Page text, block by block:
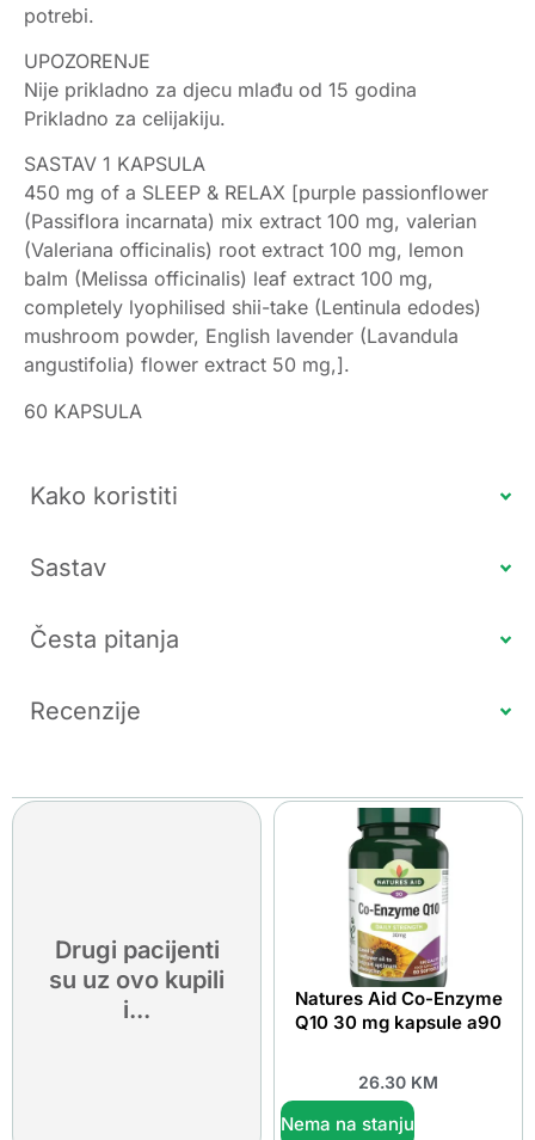
potrebi.
UPOZORENJE
Nije prikladno za djecu mlađu od 15 godina
Prikladno za celijakiju.
SASTAV 1 KAPSULA
450 mg of a SLEEP & RELAX [purple passionflower
(Passiflora incarnata) mix extract 100 mg, valerian
(Valeriana officinalis) root extract 100 mg, lemon
balm (Melissa officinalis) leaf extract 100 mg,
completely lyophilised shii-take (Lentinula edodes)
mushroom powder, English lavender (Lavandula
angustifolia) flower extract 50 mg,].
60 KAPSULA
Kako koristiti
Sastav
Česta pitanja
Recenzije
Drugi pacijenti
su uz ovo kupili
i...
Natures Aid Co-Enzyme
Q10 30 mg kapsule a90
26.30 KM
Nema na stanju